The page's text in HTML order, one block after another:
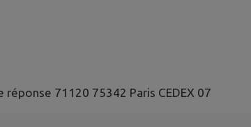
71120 75342 Paris CEDEX 07